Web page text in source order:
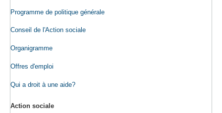
Programme de politique générale
Conseil de l'Action sociale
Organigramme
Offres d'emploi
Qui a droit à une aide?
Action sociale